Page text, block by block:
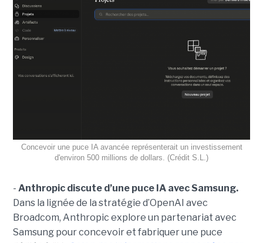
Concevoir une puce IA avancée représenterait un investissement
d'environ 500 millions de dollars. (Crédit S.L.)
- Anthropic discute d’une puce IA avec Samsung.
Dans la lignée de la stratégie d’OpenAI avec
Broadcom, Anthropic explore un partenariat avec
Samsung pour concevoir et fabriquer une puce